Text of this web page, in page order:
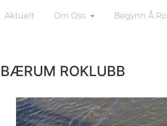
Aktuelt Om Oss Begynn Å Ro
ROKLUBB